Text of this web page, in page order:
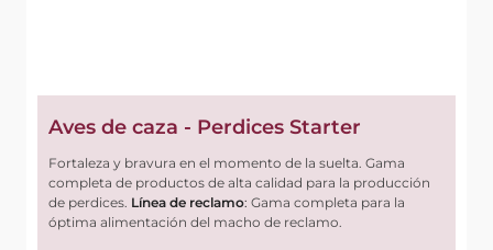
Aves de caza - Perdices Starter
Fortaleza y bravura en el momento de la suelta. Gama
completa de productos de alta calidad para la producción
de perdices. Línea de reclamo: Gama completa para la
óptima alimentación del macho de reclamo.